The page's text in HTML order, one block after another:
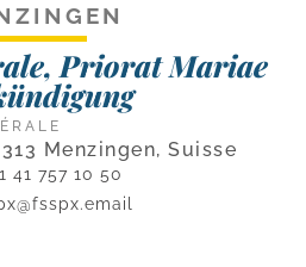
Priorat Mariae
Menzingen, Suisse
41 757 10 50